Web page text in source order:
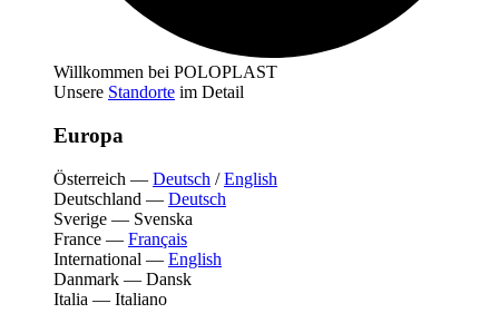
Willkommen bei POLOPLAST
Unsere Standorte im Detail
Europa
Österreich — Deutsch /English
Deutschland — Deutsch
Sverige — Svenska
France — Français
International — English
Danmark — Dansk
Italia — Italiano